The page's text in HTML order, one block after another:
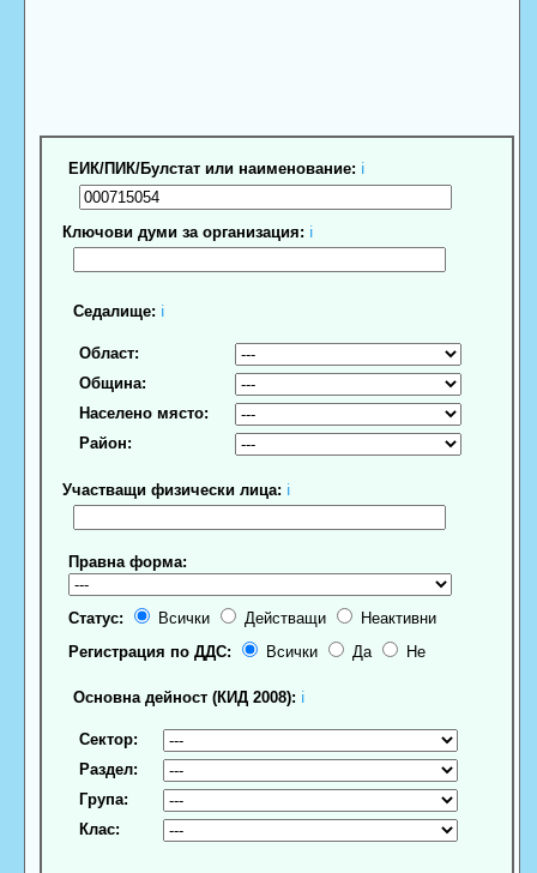
ЕИК/ПИК/Булстат или наименование: ℹ
Ключови думи за организация: ℹ
Седалище: ℹ
Област:
Община:
Населено място:
Район:
Участващи физически лица: ℹ
Правна форма:
Статус: Всички Действащи
Неактивни
Регистрация по ДДС:
Всички Да Не
Основна дейност (КИД 2008): ℹ
Сектор:
Раздел:
Група:
Клас: